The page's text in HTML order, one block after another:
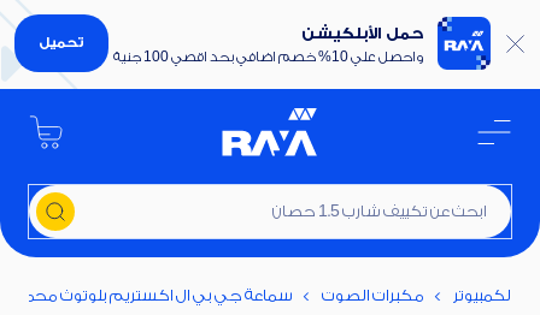
حمل الأبلكيشن
واحصل علي 10% خصم اضافي بحد اقصي 100 جنية
تحميل
ابحث عن تكييف شارب 1.5 حصان
الكمبيوتر مكبرات الصوت سماعة جي بي ال اكستريم بلوتوث محمولة